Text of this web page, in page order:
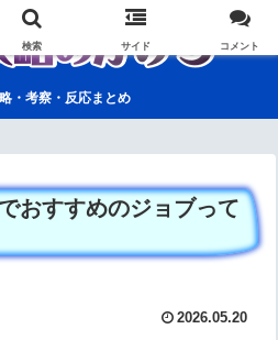
・考察・反応まとめ
おすすめのジョブって
2026.05.20
検索 サイド コメント